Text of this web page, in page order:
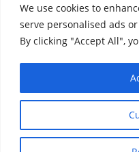
We use cookies to
serve personalised ads
By clicking "Accept All",
© 2026 – coffeshop24.ch –
IT